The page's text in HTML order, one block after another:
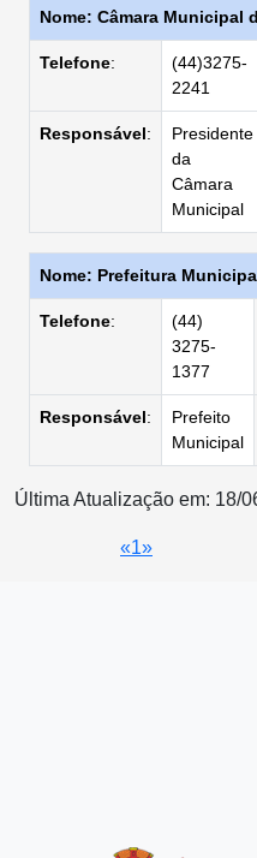
Nome: Câmara Municipal
Telefone:
(44)3275-
2241
Responsável:
Presidente
da
Câmara
Municipal
Nome: Prefeitura
Telefone:
(44)
3275-
1377
Responsável:
Prefeito
Municipal
Última Atualização em: 18/
«1»